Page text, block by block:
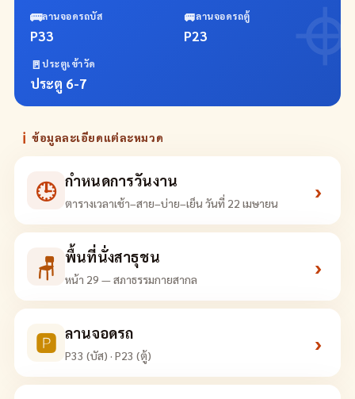
🚌ลานจอดรถบัส
P33
🚐ลานจอดรถตู้
P23
🚪ประตูเข้าวัด
ประตู 6-7
ℹ ข้อมูลละเอียดแต่ละหมวด
🕒 กำหนดการวันงาน
ตารางเวลาเช้า–สาย–บ่าย–เย็น วันที่ 22 เมษายน ›
🪑 พื้นที่นั่งสาธุชน
หน้า 29 — สภาธรรมกายสากล ›
🅿 ลานจอดรถ
P33 (บัส) · P23 (ตู้) ›